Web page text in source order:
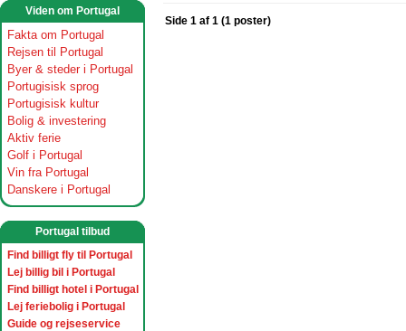
Viden om Portugal
Fakta om Portugal
Rejsen til Portugal
Byer & steder i Portugal
Portugisisk sprog
Portugisisk kultur
Bolig & investering
Aktiv ferie
Golf i Portugal
Vin fra Portugal
Danskere i Portugal
Portugal tilbud
Find billigt fly til Portugal
Lej billig bil i Portugal
Find billigt hotel i Portugal
Lej feriebolig i Portugal
Guide og rejseservice
Side 1 af 1 (1 poster)